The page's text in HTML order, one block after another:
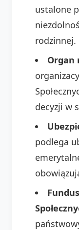
ustalone
rodzinnej.
Organ
decyzji w
podlega